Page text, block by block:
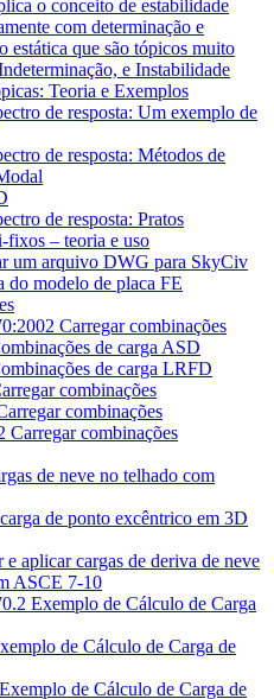
o conceito de estabilidade
com determinação e
estática que são tópicos muito
e Instabilidade
Teoria e Exemplos
de resposta: Um exemplo de
de resposta: Métodos de
de resposta: Pratos
fixos – teoria e uso
um arquivo DWG para SkyCiv
do modelo de placa FE
Carregar combinações
de carga ASD
de carga LRFD
combinações
combinações
Carregar combinações
de neve no telhado com
de ponto excêntrico em 3D
aplicar cargas de deriva de neve
ASCE 7-10
Exemplo de Cálculo de Carga
de Cálculo de Carga de
de Cálculo de Carga de